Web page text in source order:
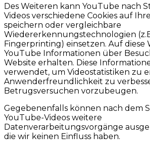
Des Weiteren kann YouTube nach
Videos verschiedene Cookies auf
speichern oder vergleichbare
Wiedererkennungstechnologien
Fingerprinting) einsetzen. Auf diese
YouTube Informationen über
Website erhalten. Diese
verwendet, um Videostatistiken zu
Anwenderfreundlichkeit zu
Betrugsversuchen vorzubeugen.
Gegebenenfalls können nach dem
YouTube-Videos weitere
Datenverarbeitungsvorgänge
die wir keinen Einfluss haben.